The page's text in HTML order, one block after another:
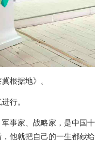
根据地》。
行。
事家、战略家，是中国
他就把自己的一生都献